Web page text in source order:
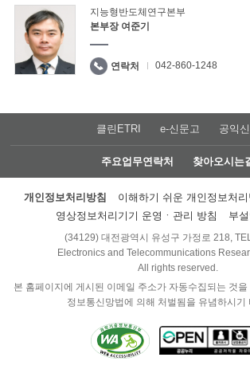
지능형반도체연구본부
본부장 여준기
연락처 042-860-1248
클린ETRI e-신문고 공익
주요업무연락처 찾아오시는
개인정보처리방침 이해하기 쉬운 개인정보처리
영상정보처리기기 운영ㆍ관리 방침
부
(34129) 대전광역시 유성구 가정로 218,
Electronics and Telecommunications
All rights reserved.
본 홈페이지에 게시된 이메일 주소가 자동수집되는 것을
정보통신망법에 의해 처벌됨을 유념하시기